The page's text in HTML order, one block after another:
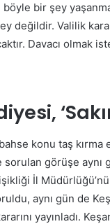
bir şey
değildir. Valilik
Davacı olmak
konu taş
sorulan görüşe
İl
aynı gün de
yayınladı.